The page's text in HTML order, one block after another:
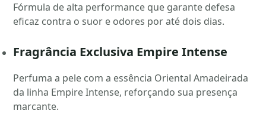
Fórmula de alta performance que garante defesa
eficaz contra o suor e odores por até dois dias.
Fragrância Exclusiva Empire Intense
Perfuma a pele com a essência Oriental Amadeirada
da linha Empire Intense, reforçando sua presença
marcante.